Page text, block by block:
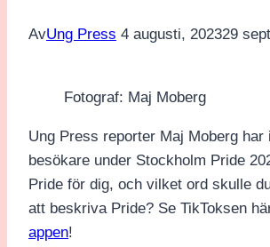
AvUng Press 4 augusti, 202329
Fotograf: Maj Moberg
Ung Press reporter Maj Moberg har
besökare under Stockholm Pride
Pride för dig, och vilket ord skulle
att beskriva Pride? Se TikToksen
appen!